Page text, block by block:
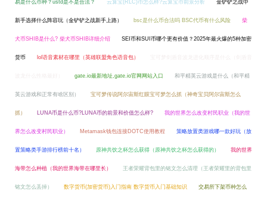
易是什么币种？ustd是不是合法？ 云算宝(RLC)币怎么样?云算宝币前景分析 金铲铲之战中
新手选择什么阵容玩（金铲铲之战新手上路） bsc是什么币合法吗 BSC代币有什么风险 柴
犬币SHIB是什么? 柴犬币SHIB详细介绍 SEI币和SUI币哪个更有价值？2025年最火爆的5种加密
货币 lol语音素材在哪里（英雄联盟角色语音包）
gate.io最新地址,gate.io官网网站入口 和平精英云游戏是什么（和平精
英云游戏和正常有啥区别） 宝可梦传说阿尔宙斯红眼宝可梦怎么抓（神奇宝贝阿尔宙斯怎么
抓） LUNA币是什么币?LUNA币的前景和价值怎么样? 我的世界怎么改变村民职业（我的世
界怎么改变村民职业） Metamask钱包连接DOTC使用教程 策略放置类游戏哪一款好玩（放
置策略类手游排行榜前十名） 原神共饮之杯怎么获得（原神共饮之杯怎么获得的） 我的世界
海带怎么种植（我的世界海带在哪里长） 王者荣耀背包里的铭文怎么清理（王者荣耀里的背包里
铭文怎么丢掉） 数字货币(加密货币)入门指南 数字货币入门基础知识 交易所下架币种怎么